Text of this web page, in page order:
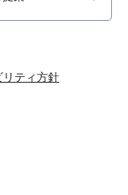
リティ方針